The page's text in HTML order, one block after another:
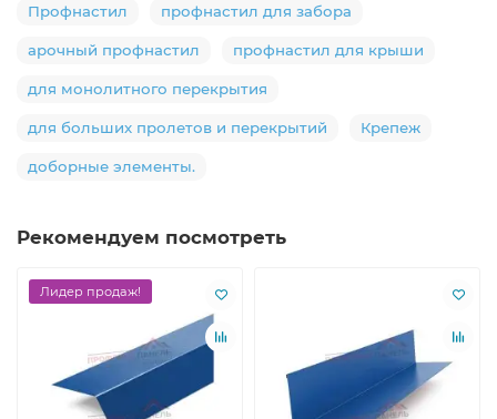
Профнастил профнастил для забора
арочный профнастил профнастил для крыши
для монолитного перекрытия
для больших пролетов и перекрытий Крепеж
доборные элементы.
Рекомендуем посмотреть
Лидер продаж!